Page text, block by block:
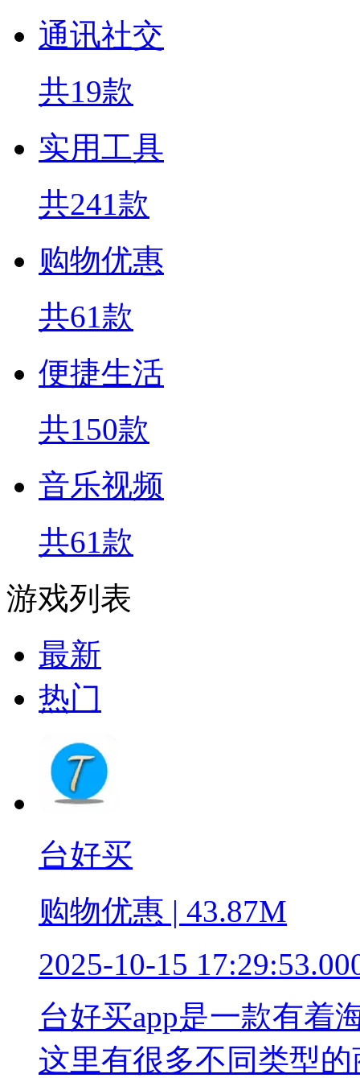
通讯社交
共19款
实用工具
共241款
购物优惠
共61款
便捷生活
共150款
音乐视频
共61款
游戏列表
最新
热门
台好买
购物优惠 | 43.87M
2025-10-15
台好买app是一款有着
这里有很多不同类型